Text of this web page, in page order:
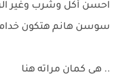
احسن أكل وشرب وغير
سوسن هانم هتكون
.. هى كمان مراته هنا